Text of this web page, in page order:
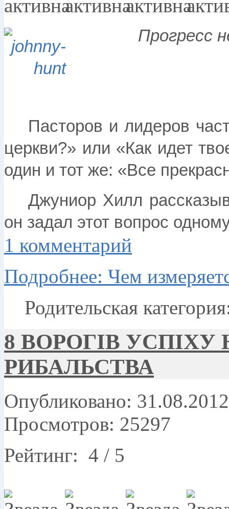
Прогресс
Пасторов и лидеров
церкви?» или «Как идет
один и тот же: «Все
Джуниор Хилл
он задал этот вопрос
1 комментарий
Подробнее: Чем
Родительская
8 ВОРОГІВ УСПІХУ
РИБАЛЬСТВА
Опубликовано:
Просмотров: 25297
Рейтинг: 4 / 5